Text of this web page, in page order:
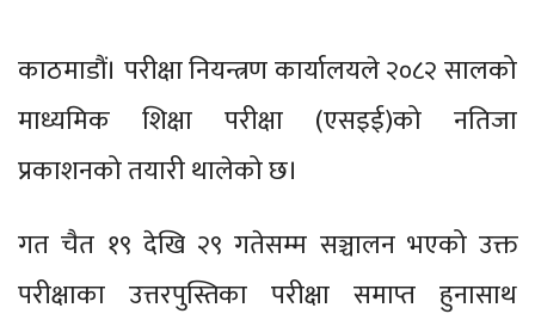
काठमाडौं। परीक्षा नियन्त्रण कार्यालयले २०८२ सालको
माध्यमिक शिक्षा परीक्षा (एसइई)को नतिजा
प्रकाशनको तयारी थालेको छ।
गत चैत १९ देखि २९ गतेसम्म सञ्चालन भएको उक्त
परीक्षाका उत्तरपुस्तिका परीक्षा समाप्त हुनासाथ